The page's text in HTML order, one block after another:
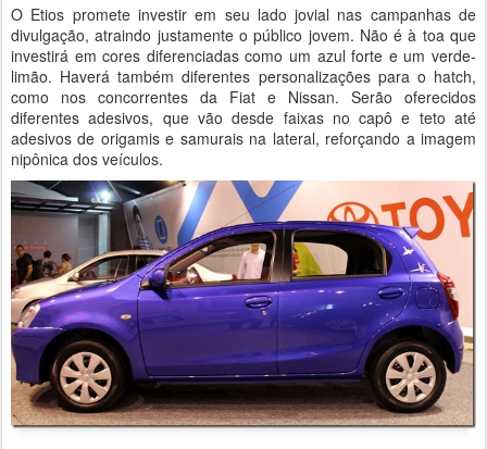
O Etios promete investir em seu lado jovial nas campanhas de
divulgação, atraindo justamente o público jovem. Não é à toa que
investirá em cores diferenciadas como um azul forte e um verde-
limão. Haverá também diferentes personalizações para o hatch,
como nos concorrentes da Fiat e Nissan. Serão oferecidos
diferentes adesivos, que vão desde faixas no capô e teto até
adesivos de origamis e samurais na lateral, reforçando a imagem
nipônica dos veículos.